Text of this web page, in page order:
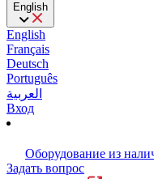
English
English
Français
Deutsch
Português
العربية
Вход
Оборудование из
Задать вопрос